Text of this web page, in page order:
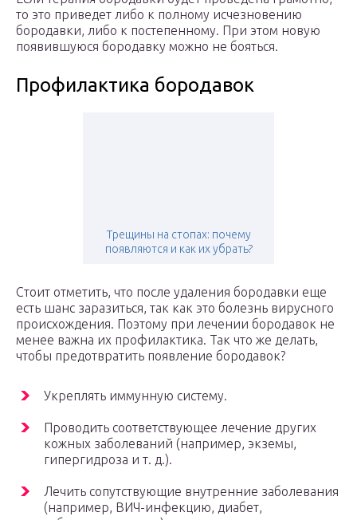
то это приведет либо к полному исчезновению
бородавки, либо к постепенному. При этом новую
появившуюся бородавку можно не бояться.
Профилактика бородавок
Трещины на стопах: почему
появляются и как их убрать?
Стоит отметить, что после удаления бородавки еще
есть шанс заразиться, так как это болезнь вирусного
происхождения. Поэтому при лечении бородавок не
менее важна их профилактика. Так что же делать,
чтобы предотвратить появление бородавок?
Укреплять иммунную систему.
Проводить соответствующее лечение других
кожных заболеваний (например, экземы,
гипергидроза и т. д.).
Лечить сопутствующие внутренние заболевания
(например, ВИЧ-инфекцию, диабет,